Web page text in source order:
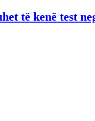
të kenë test